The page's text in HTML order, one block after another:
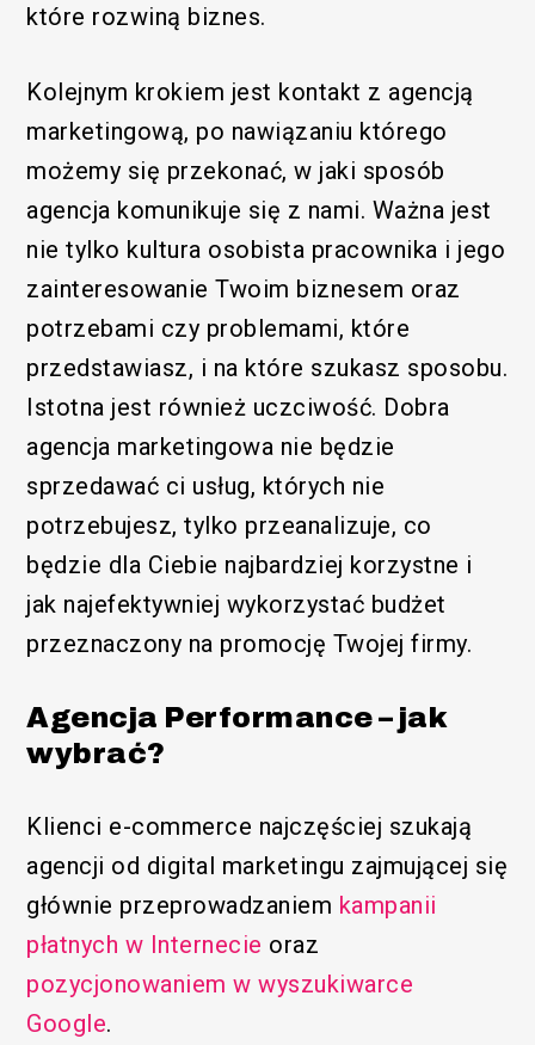
które rozwiną biznes.
Kolejnym krokiem jest kontakt z agencją
marketingową, po nawiązaniu którego
możemy się przekonać, w jaki sposób
agencja komunikuje się z nami. Ważna jest
nie tylko kultura osobista pracownika i jego
zainteresowanie Twoim biznesem oraz
potrzebami czy problemami, które
przedstawiasz, i na które szukasz sposobu.
Istotna jest również uczciwość. Dobra
agencja marketingowa nie będzie
sprzedawać ci usług, których nie
potrzebujesz, tylko przeanalizuje, co
będzie dla Ciebie najbardziej korzystne i
jak najefektywniej wykorzystać budżet
przeznaczony na promocję Twojej firmy.
Agencja Performance – jak
wybrać?
Klienci e-commerce najczęściej szukają
agencji od digital marketingu zajmującej się
głównie przeprowadzaniem kampanii
płatnych w Internecie oraz
pozycjonowaniem w wyszukiwarce
Google.